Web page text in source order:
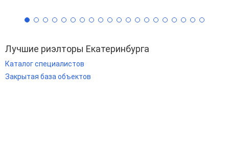
Лучшие риэлторы Екатеринбурга
Каталог специалистов
Закрытая база объектов